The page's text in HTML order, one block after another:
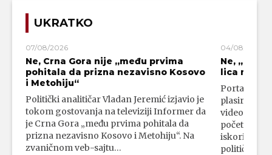
UKRATKO
07/08/2026
Ne, Crna Gora nije „među prvima
pohitala da prizna nezavisno Kosovo
i Metohiju“
Politički analitičar Vladan Jeremić izjavio je
tokom gostovanja na televiziji Informer da
je Crna Gora „među prvima pohitala da
prizna nezavisno Kosovo i Metohiju“. Na
zvaničnom veb-sajtu…
04/08/2026
Ne,
lica
Portal 24
plasirali su
video-
početka
iskorišćava
političkim